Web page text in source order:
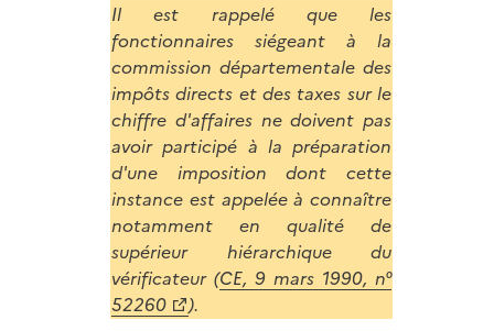
Il est rappelé que les
fonctionnaires siégeant à la
commission départementale des
impôts directs et des taxes sur le
chiffre d'affaires ne doivent pas
avoir participé à la préparation
d'une imposition dont cette
instance est appelée à connaître
notamment en qualité de
supérieur hiérarchique du
vérificateur (CE, 9 mars 1990, n°
52260
).